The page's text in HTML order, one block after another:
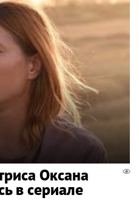
Оксана
в сериале